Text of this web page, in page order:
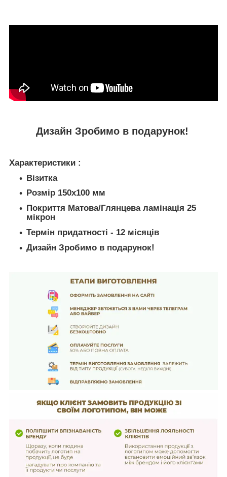
Дизайн Зробимо в подарунок!
Характеристики :
Візитка
Розмір 150х100 мм
Покриття Матова/Глянцева ламінація 25
мікрон
Термін придатності - 12 місяців
Дизайн Зробимо в подарунок!